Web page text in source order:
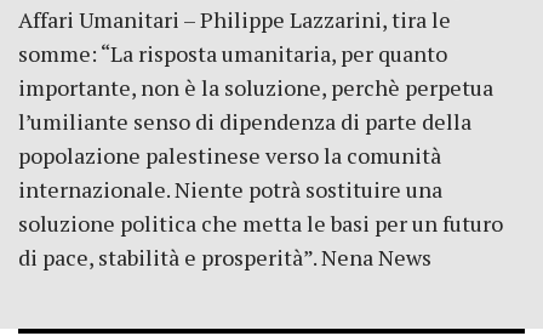
Affari Umanitari – Philippe Lazzarini, tira le
somme: “La risposta umanitaria, per quanto
importante, non è la soluzione, perchè perpetua
l’umiliante senso di dipendenza di parte della
popolazione palestinese verso la comunità
internazionale. Niente potrà sostituire una
soluzione politica che metta le basi per un futuro
di pace, stabilità e prosperità”. Nena News